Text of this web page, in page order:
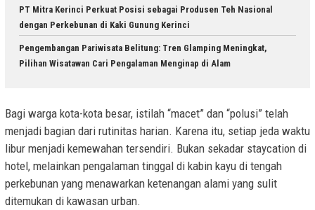
PT Mitra Kerinci Perkuat Posisi sebagai Produsen Teh Nasional
dengan Perkebunan di Kaki Gunung Kerinci
Pengembangan Pariwisata Belitung: Tren Glamping Meningkat,
Pilihan Wisatawan Cari Pengalaman Menginap di Alam
Bagi warga kota-kota besar, istilah “macet” dan “polusi” telah
menjadi bagian dari rutinitas harian. Karena itu, setiap jeda waktu
libur menjadi kemewahan tersendiri. Bukan sekadar staycation di
hotel, melainkan pengalaman tinggal di kabin kayu di tengah
perkebunan yang menawarkan ketenangan alami yang sulit
ditemukan di kawasan urban.